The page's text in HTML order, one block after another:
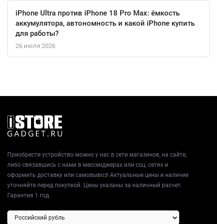
iPhone Ultra против iPhone 18 Pro Max: ёмкость
аккумулятора, автономность и какой iPhone купить
для работы?
26 июля 2026
Приобрести устройство можно у нас в сети магазинов, на сайте,
либо связавшись с нами в мессенджерах или соц. сетях и
оформить доставку или самовывоз! Актуальные цены и наличие
уточняйте перед покупкой. Цены указаны за наличный расчет.
Гарантия 1 год.